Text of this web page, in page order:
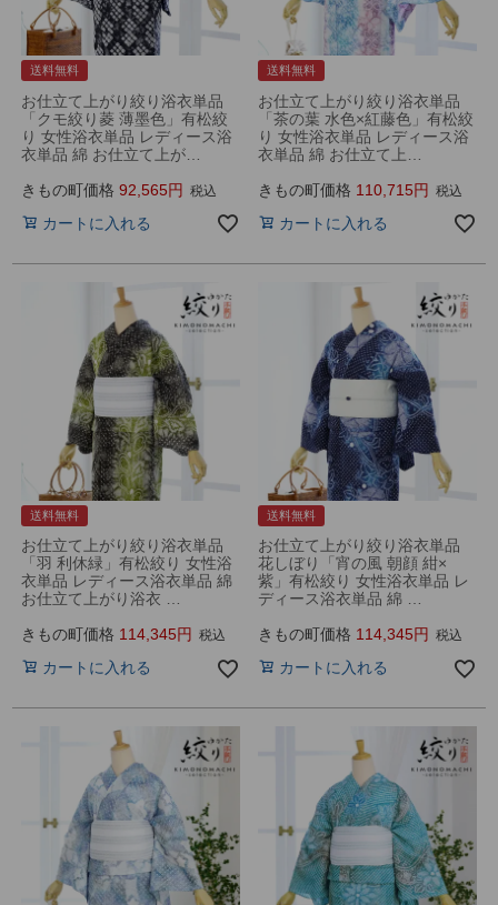
送料無料
お仕立て上がり絞り浴衣単品
「クモ絞り菱 薄墨色」有松絞
り 女性浴衣単品 レディース浴
衣単品 綿 お仕立て上が…
きもの町価格 92,565 税込
カートに入れる
送料無料
お仕立て上がり絞り浴衣単品
「茶の葉 水色×紅藤色」有松絞
り 女性浴衣単品 レディース浴
衣単品 綿 お仕立て上…
きもの町価格 110,715 税込
カートに入れる
送料無料
お仕立て上がり絞り浴衣単品
「羽 利休緑」有松絞り 女性浴
衣単品 レディース浴衣単品 綿
お仕立て上がり浴衣 …
きもの町価格 114,345 税込
カートに入れる
送料無料
お仕立て上がり絞り浴衣単品
花しぼり「宵の風 朝顔 紺×
紫」有松絞り 女性浴衣単品 レ
ディース浴衣単品 綿 …
きもの町価格 114,345 税込
カートに入れる